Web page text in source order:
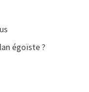
égoïste ?